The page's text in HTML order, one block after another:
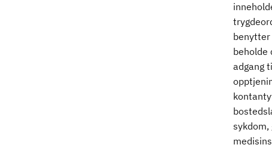
benytter
beholde
adgang